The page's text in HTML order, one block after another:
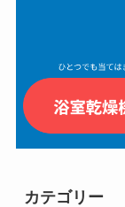
カテゴリー